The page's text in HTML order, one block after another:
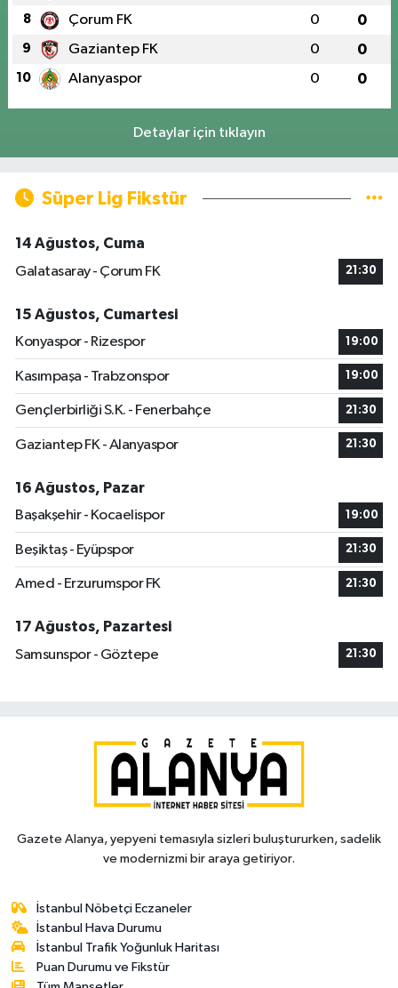
8 Çorum FK 0 0
9 Gaziantep FK 0 0
10 Alanyaspor 0 0
Detaylar için tıklayın
Süper Lig Fikstür
14 Ağustos, Cuma
Galatasaray - Çorum FK
21:30
15 Ağustos, Cumartesi
Konyaspor - Rizespor
19:00
Kasımpaşa - Trabzonspor 19:00
Gençlerbirliği S.K. - Fenerbahçe 21:30
Gaziantep FK - Alanyaspor 21:30
16 Ağustos, Pazar
Başakşehir - Kocaelispor
19:00
Beşiktaş - Eyüpspor 21:30
Amed - Erzurumspor FK 21:30
17 Ağustos, Pazartesi
Samsunspor - Göztepe
21:30
Gazete Alanya, yepyeni temasıyla sizleri buluştururken, sadelik
ve modernizmi bir araya getiriyor.
İstanbul Nöbetçi Eczaneler
İstanbul Hava Durumu
İstanbul Trafik Yoğunluk Haritası
Puan Durumu ve Fikstür